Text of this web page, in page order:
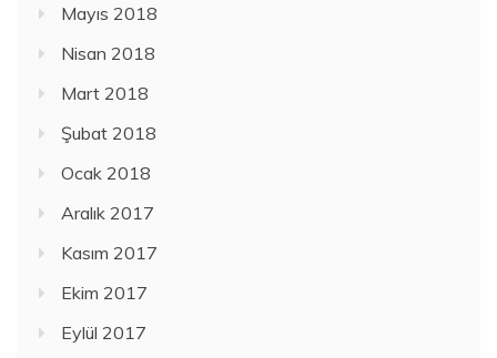
Mayıs 2018
Nisan 2018
Mart 2018
Şubat 2018
Ocak 2018
Aralık 2017
Kasım 2017
Ekim 2017
Eylül 2017